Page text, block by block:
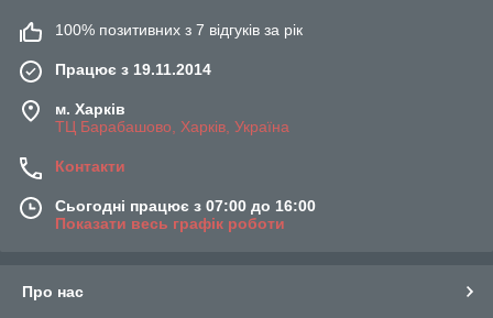
100% позитивних з 7 відгуків за рік
Працює з 19.11.2014
м. Харків
ТЦ Барабашово, Харків, Україна
Контакти
Сьогодні працює з 07:00 до 16:00
Показати весь графік роботи
Про нас